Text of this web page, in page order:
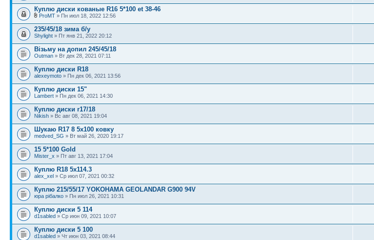
Куплю диски кованые R16 5*100 et 38-46
ProMT » Пн июл 18, 2022 12:56
235/45/18 зима б/у
Shylight » Пт янв 21, 2022 20:12
Візьму на допил 245/45/18
Outman » Вт дек 28, 2021 07:11
Куплю диски R18
alexeymoto » Пн дек 06, 2021 13:56
Куплю диски 15"
Lambert » Пн дек 06, 2021 14:30
Куплю диски r17/18
Nikish » Вс авг 08, 2021 19:04
Шукаю R17 8 5х100 ковку
medved_SG » Вт май 26, 2020 19:17
15 5*100 Gold
Mister_x » Пт авг 13, 2021 17:04
Куплю R18 5x114.3
alex_xel » Ср июл 07, 2021 00:32
Куплю 215/55/17 YOKOHAMA GEOLANDAR G900 94V
юра рібалко » Пн июл 26, 2021 10:31
Куплю диски 5 114
d1sabled » Ср июн 09, 2021 10:07
Куплю диски 5 100
d1sabled » Чт июн 03, 2021 08:44